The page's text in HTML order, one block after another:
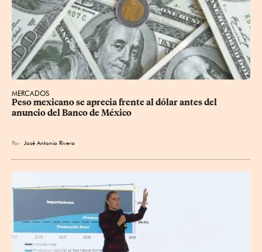
MERCADOS
Peso mexicano se aprecia frente al dólar antes del
anuncio del Banco de México
Por José Antonio Rivera